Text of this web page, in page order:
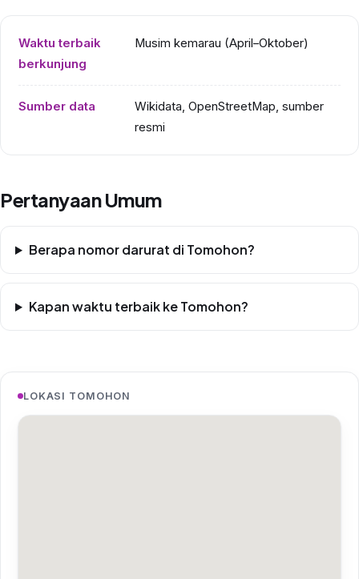
Waktu terbaik
berkunjung
Musim kemarau (April–Oktober)
Sumber data
Wikidata, OpenStreetMap, sumber
resmi
Pertanyaan Umum
Berapa nomor darurat di Tomohon?
Kapan waktu terbaik ke Tomohon?
LOKASI TOMOHON